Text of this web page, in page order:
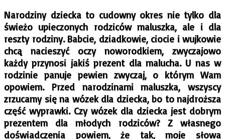
Narodziny dziecka to cudowny okres nie tylko dla
świeżo upieczonych rodziców maluszka, ale i dla
reszty rodziny. Babcie, dziadkowie, ciocie i wujkowie
chcą nacieszyć oczy noworodkiem, zwyczajowo
każdy przynosi jakiś prezent dla malucha. U nas w
rodzinie panuje pewien zwyczaj, o którym Wam
opowiem. Przed narodzinami maluszka, wszyscy
zrzucamy się na wózek dla dziecka, bo to najdroższa
część wyprawki. Czy wózek dla dziecka jest dobrym
prezentem dla młodych rodziców? Z własnego
doświadczenia powiem, że tak, moje słowa